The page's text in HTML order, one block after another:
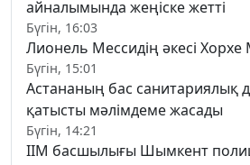
айналымында жеңіске жетті
Бүгін, 16:03
Лионель Мессидің әкесі
Бүгін, 15:01
Астананың бас санитариялық
қатысты мәлімдеме жасады
Бүгін, 14:21
ІІМ басшылығы Шымкент